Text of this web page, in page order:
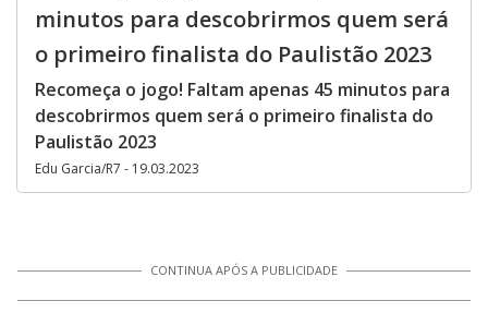
minutos para descobrirmos quem será
o primeiro finalista do Paulistão 2023
Recomeça o jogo! Faltam apenas 45 minutos para
descobrirmos quem será o primeiro finalista do
Paulistão 2023
Edu Garcia/R7 - 19.03.2023
CONTINUA APÓS A PUBLICIDADE